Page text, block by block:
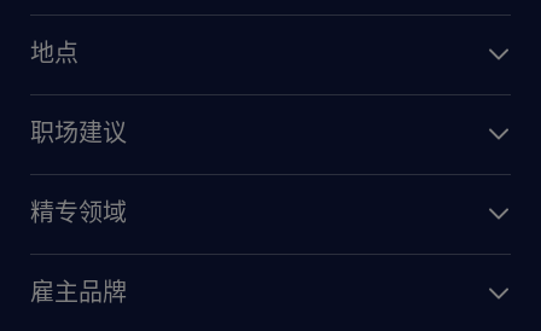
地点
职场建议
精专领域
雇主品牌